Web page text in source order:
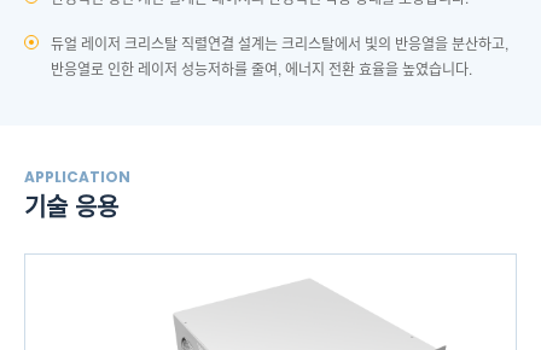
듀얼 레이저 크리스탈 직렬연결 설계는 크리스탈에서 빛의 반응열을 분산하고,
반응열로 인한 레이저 성능저하를 줄여, 에너지 전환 효율을 높였습니다.
레이저 냉각 가동 시간 <10분, 열 시작 <2분이며, 동시에 0.01℃ 정밀도의 실
APPLICATION
기술 응용